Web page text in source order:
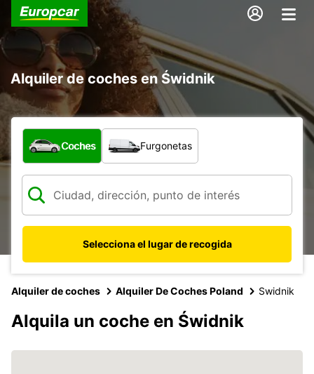
Alquiler de coches en Świdnik
¿Qué tipo de vehículo?
Coches Furgonetas
Selecciona el lugar de recogida
Alquiler de coches Alquiler De Coches Poland Swidnik
Alquila un coche en Świdnik